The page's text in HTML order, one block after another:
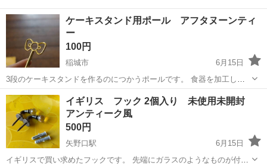
ケーキスタンド用ポール アフタヌーンティ
ー
100円
稲城市
6月15日
3段のケーキスタンドを作るのにつかうポールです。 食器を加工して
アンティーク風に使うものです。 ２段としても使えます。 手持ちの皿
に穴を開けて、使うものです。 中国製です。 L32cm 20本ほど袋に入
っ...
東京 稲城市 その他
イギリス フック 2個入り 未使用未開封
アンティーク風
500円
矢野口駅
6月15日
イギリスで買い求めたフックです。 先端にガラスのようなものが付い